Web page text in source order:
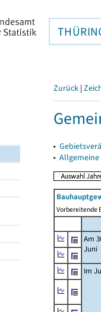
Zurück |
▸
▸
Vorbereitende
Am
Juni
Im